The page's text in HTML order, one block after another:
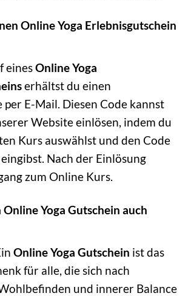
Online Yoga Erlebnisgutschein
einesOnline Yoga
erhältst du einen
per E-Mail. Diesen Code kannst
Website einlösen, indem du
Kurs auswählst und den Code
Nach der Einlösung
zum Online Kurs.
Yoga Gutschein auch
Online Yoga Gutschein ist das
für alle, die sich nach
und innerer Balance